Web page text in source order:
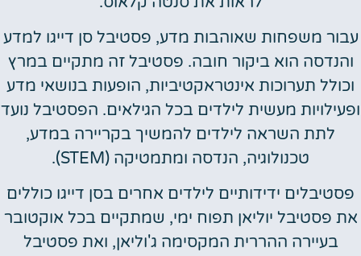
עבור משפחות שאוהבות מדע, פסטיבל סן דייגו למדע
והנדסה הוא ביקור חובה. פסטיבל זה מתקיים במרץ
וכולל תערוכות אינטראקטיביות, הופעות בנושאי מדע
ופעילויות מעשית לילדים בכל הגילאים. הפסטיבל נועד
לתת השראה לילדים להמשיך בקריירה במדע,
טכנולוגיה, הנדסה ומתמטיקה (STEM).
פסטיבלים ידידותיים לילדים אחרים בסן דייגו כוללים
את פסטיבל יוליאן תפוח ימי, שמתקיים בכל אוקטובר
בעיירה ההררית המקסימה ג'וליאן, ואת פסטיבל